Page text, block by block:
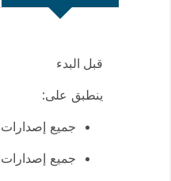
قبل البدء
ينطبق على:
جميع إصدارات Meetings النشطة بخطط الاشتراك Meet وBusiness وEnterprise
جميع إصدارات Events (الكلاسيكي) وإصدارات Webinars